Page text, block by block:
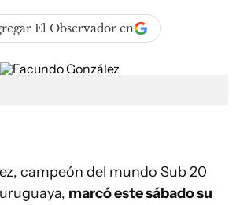
El Observador en
campeón del mundo Sub 20
marcó este sábado su